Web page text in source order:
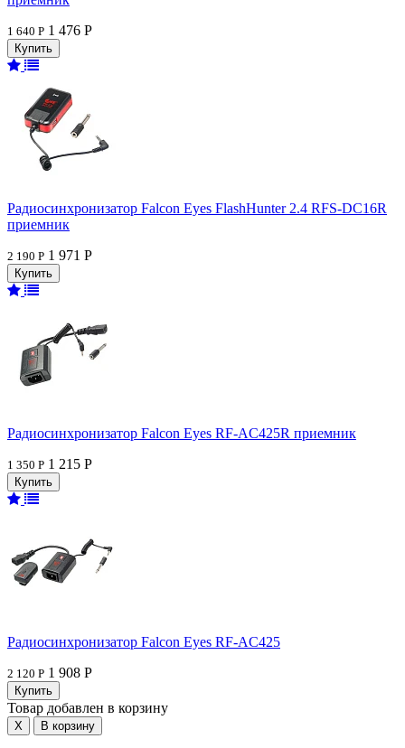
1 640 Р 1 476 Р
Радиосинхронизатор Falcon Eyes FlashHunter 2.4 RFS-DC16R
приемник
2 190 Р 1 971 Р
Радиосинхронизатор Falcon Eyes RF-AC425R приемник
1 350 Р 1 215 Р
Радиосинхронизатор Falcon Eyes RF-AC425
2 120 Р 1 908 Р
Товар добавлен в корзину